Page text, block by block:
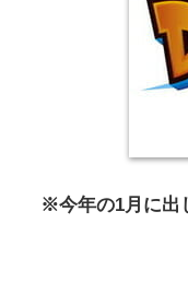
※今年の1月に出